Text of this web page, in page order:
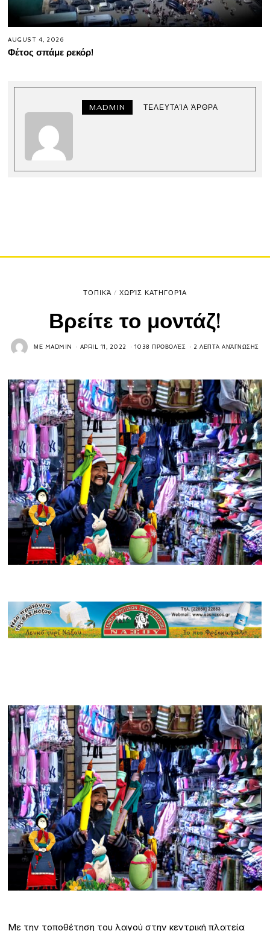
AUGUST 4, 2026
Φέτος σπάμε ρεκόρ!
MADMIN ΤΕΛΕΥΤΑΊΑ ΆΡΘΡΑ
ΤΟΠΙΚΆ / ΧΩΡΊΣ ΚΑΤΗΓΟΡΊΑ
Βρείτε το μοντάζ!
ΜΕ MADMIN APRIL 11, 2022 1038 ΠΡΟΒΟΛΈΣ 2 ΛΕΠΤΆ ΑΝΆΓΝΩΣΗΣ
Με την τοποθέτηση του λαγού στην κεντρική πλατεία